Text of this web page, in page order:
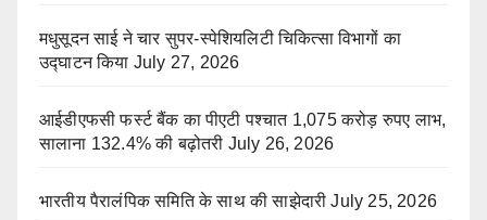
मधुसूदन साई ने चार सुपर-स्पेशियलिटी चिकित्सा विभागों का
उद्घाटन किया July 27, 2026
आईडीएफसी फर्स्ट बैंक का पीएटी पश्चात 1,075 करोड़ रुपए लाभ,
सालाना 132.4% की बढ़ोतरी July 26, 2026
भारतीय पैरालंपिक समिति के साथ की साझेदारी July 25, 2026